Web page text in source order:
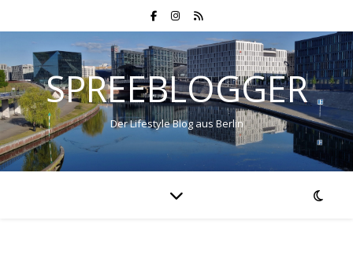
SPREEBLOGGER
Der Lifestyle Blog aus Berlin